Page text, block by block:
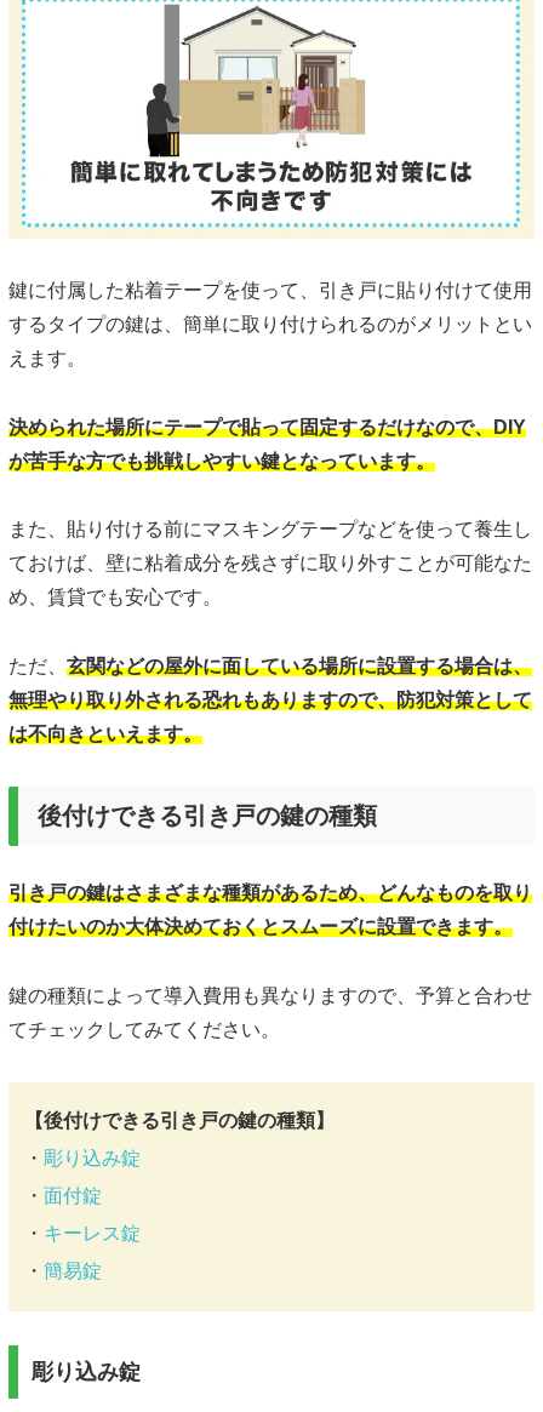
鍵に付属した粘着テープを使って、引き戸に貼り付けて使用
するタイプの鍵は、簡単に取り付けられるのがメリットとい
えます。
決められた場所にテープで貼って固定するだけなので、DIY
が苦手な方でも挑戦しやすい鍵となっています。
また、貼り付ける前にマスキングテープなどを使って養生し
ておけば、壁に粘着成分を残さずに取り外すことが可能なた
め、賃貸でも安心です。
ただ、 玄関などの屋外に面している場所に設置する場合は、
無理やり取り外される恐れもありますので、防犯対策として
は不向きといえます。
後付けできる引き戸の鍵の種類
引き戸の鍵はさまざまな種類があるため、どんなものを取り
付けたいのか大体決めておくとスムーズに設置できます。
鍵の種類によって導入費用も異なりますので、予算と合わせ
てチェックしてみてください。
【後付けできる引き戸の鍵の種類】
・ 彫り込み錠
・ 面付錠
・ キーレス錠
・ 簡易錠
彫り込み錠